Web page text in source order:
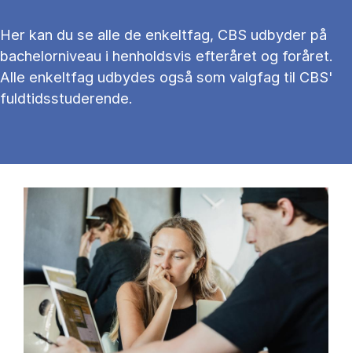
Her kan du se alle de enkeltfag, CBS udbyder på
bachelorniveau i henholdsvis efteråret og foråret.
Alle enkeltfag udbydes også som valgfag til CBS'
fuldtidsstuderende.